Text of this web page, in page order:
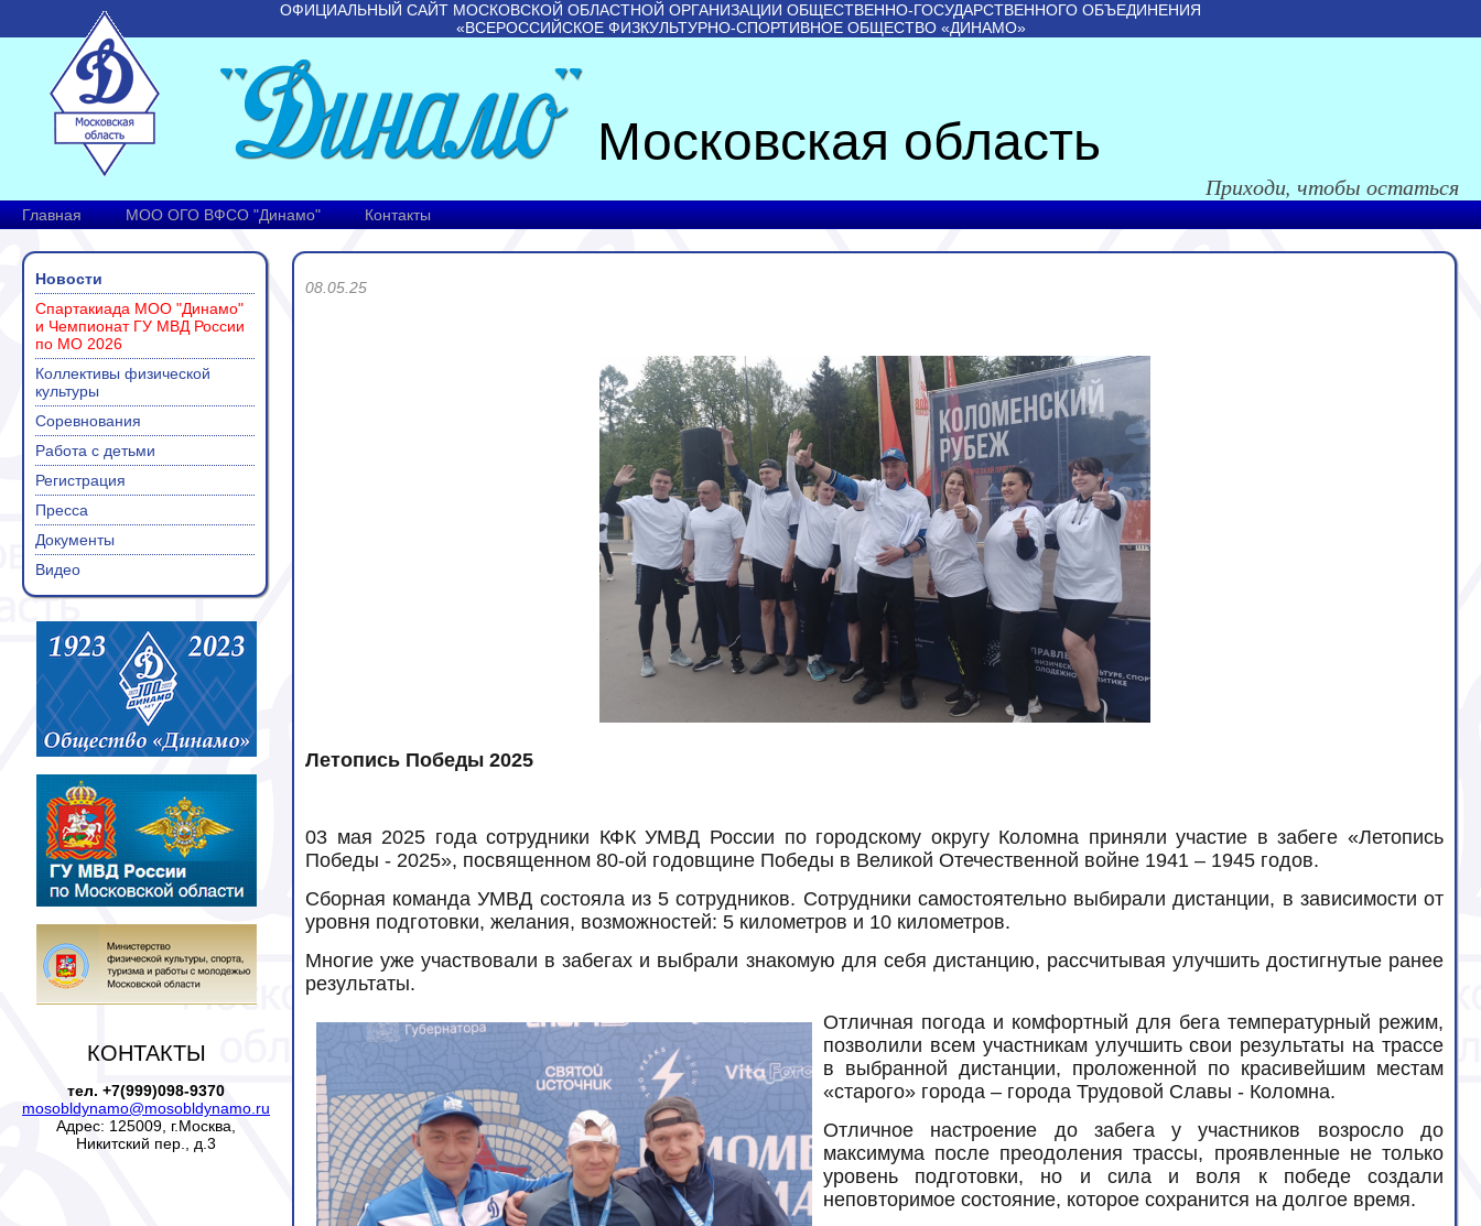
ОФИЦИАЛЬНЫЙ САЙТ МОСКОВСКОЙ ОБЛАСТНОЙ ОРГАНИЗАЦИИ ОБЩЕСТВЕННО-ГОСУДАРСТВЕННОГО ОБЪЕДИНЕНИЯ
«ВСЕРОССИЙСКОЕ ФИЗКУЛЬТУРНО-СПОРТИВНОЕ ОБЩЕСТВО «ДИНАМО»
Московская область
Приходи, чтобы остаться
Главная МОО ОГО ВФСО "Динамо" Контакты
Новости
Спартакиада МОО "Динамо"
и Чемпионат ГУ МВД России
по МО 2026
Коллективы физической
культуры
Соревнования
Работа с детьми
Регистрация
Пресса
Документы
Видео
КОНТАКТЫ
тел. +7(999)098-9370
mosobldynamo@mosobldynamo.ru
Адрес: 125009, г.Москва,
Никитский пер., д.3
08.05.25
Летопись Победы 2025
03 мая 2025 года сотрудники КФК УМВД России по городскому округу Коломна приняли участие в забеге «Летопись
Победы - 2025», посвященном 80-ой годовщине Победы в Великой Отечественной войне 1941 – 1945 годов.
Сборная команда УМВД состояла из 5 сотрудников. Сотрудники самостоятельно выбирали дистанции, в зависимости от
уровня подготовки, желания, возможностей: 5 километров и 10 километров.
Многие уже участвовали в забегах и выбрали знакомую для себя дистанцию, рассчитывая улучшить достигнутые ранее
результаты.
Отличная погода и комфортный для бега температурный режим,
позволили всем участникам улучшить свои результаты на трассе
в выбранной дистанции, проложенной по красивейшим местам
«старого» города – города Трудовой Славы - Коломна.
Отличное настроение до забега у участников возросло до
максимума после преодоления трассы, проявленные не только
уровень подготовки, но и сила и воля к победе создали
неповторимое состояние, которое сохранится на долгое время.